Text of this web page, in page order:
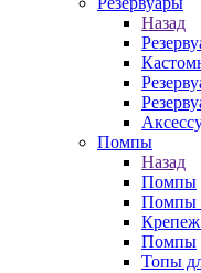
Назад
Помпы
Назад
Помпы
Помпы
Крепеж
Помпы
Топы